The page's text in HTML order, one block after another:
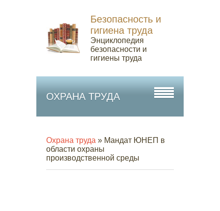
Безопасность и
гигиена труда
Энциклопедия
безопасности и
гигиены труда
ОХРАНА ТРУДА
Охрана труда » Мандат ЮНЕП в
области охраны
производственной среды